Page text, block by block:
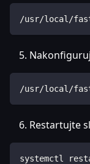
/usr/local/
/usr/local/
Restartujte
systemctl